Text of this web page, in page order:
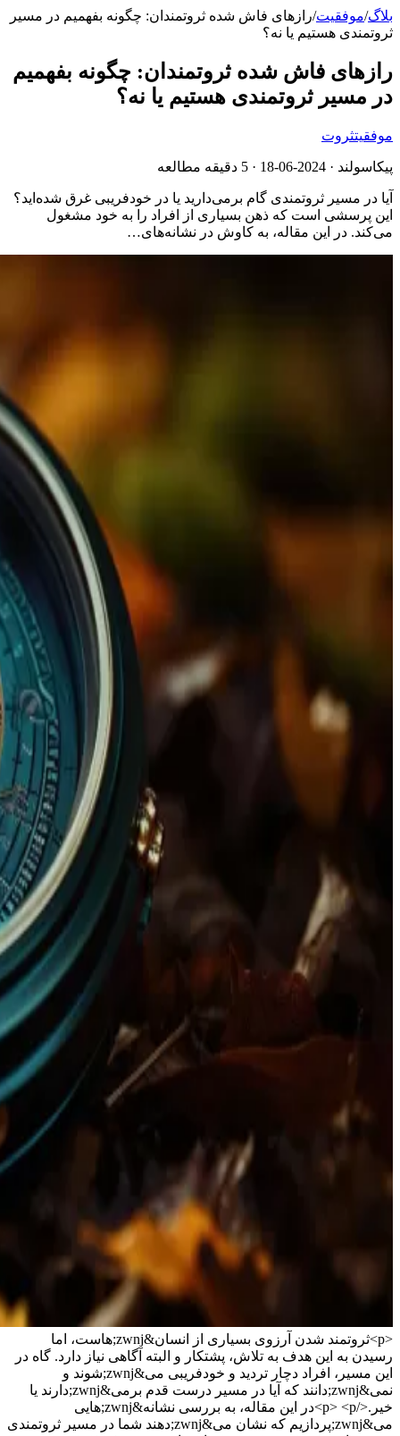
بلاگ/موفقیت/رازهای فاش شده ثروتمندان: چگونه بفهمیم در مسیر
ثروتمندی هستیم یا نه؟
رازهای فاش شده ثروتمندان: چگونه بفهمیم
در مسیر ثروتمندی هستیم یا نه؟
موفقیتثروت
پیکاسولند · 2024-06-18 · 5 دقیقه مطالعه
آیا در مسیر ثروتمندی گام برمی‌دارید یا در خودفریبی غرق شده‌اید؟
این پرسشی است که ذهن بسیاری از افراد را به خود مشغول
می‌کند. در این مقاله، به کاوش در نشانه‌های…
<p>ثروتمند شدن آرزوی بسیاری از انسان&zwnj;هاست، اما
رسیدن به این هدف به تلاش، پشتکار و البته آگاهی نیاز دارد. گاه در
این مسیر، افراد دچار تردید و خودفریبی می&zwnj;شوند و
نمی&zwnj;دانند که آیا در مسیر درست قدم برمی&zwnj;دارند یا
خیر.</p> <p>در این مقاله، به بررسی نشانه&zwnj;هایی
می&zwnj;پردازیم که نشان می&zwnj;دهند شما در مسیر ثروتمندی